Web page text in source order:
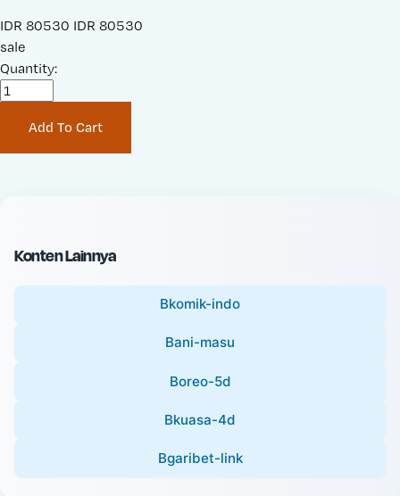
S
a
l
e
i
IDR 80530 O
n
a
c
e
IDR 80530
sale
Quantity:
Add To Cart
Konten Lainnya
Bkomik-indo
Bani-masu
Boreo-5d
Bkuasa-4d
Bgaribet-link